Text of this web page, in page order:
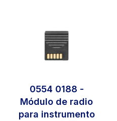
0554 0188 -
Módulo de radio
para instrumento